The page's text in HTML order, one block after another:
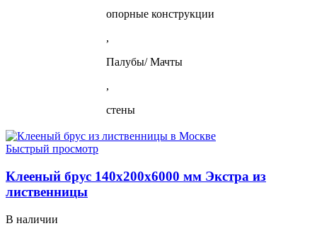
опорные конструкции
,
Палубы/ Мачты
,
стены
Быстрый просмотр
Клееный брус 140x200x6000 мм Экстра из
лиственницы
В наличии